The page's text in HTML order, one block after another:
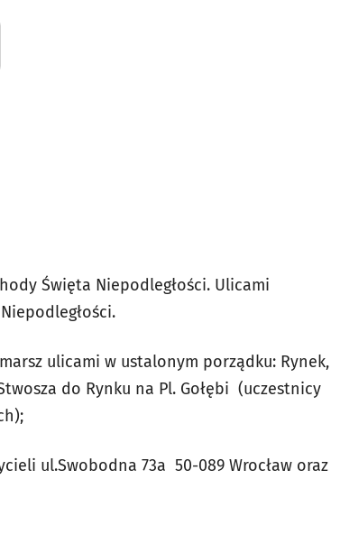
Święta Niepodległości. Ulicami
ulicami w ustalonym porządku: Rynek,
do Rynku na Pl. Gołębi (uczestnicy
ul.Swobodna 73a 50-089 Wrocław oraz